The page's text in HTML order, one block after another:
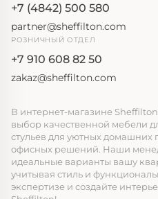
+7 (4842) 500 580
partner@sheffilton.com
РОЗНИЧНЫЙ ОТДЕЛ
+7 910 608 82 50
zakaz@sheffilton.com
В интернет-магазине
выбор качественной мебели
стульев для уютных домашних
офисных решений. Наши
идеальные варианты вашу
учитывая стиль и
экспертизе и создайте